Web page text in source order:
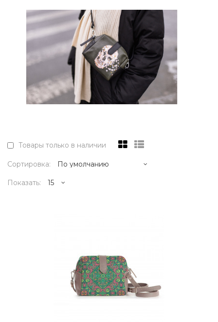
Товары только в наличии
Сортировка:
Показать:
КУПИТЬ